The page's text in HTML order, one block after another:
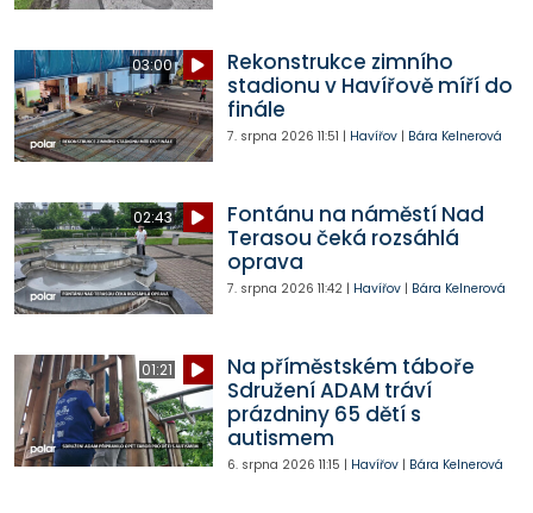
03:00
Rekonstrukce zimního
stadionu v Havířově míří do
finále
7. srpna 2026 11:51 | Havířov| Bára Kelnerová
02:43
Fontánu na náměstí Nad
Terasou čeká rozsáhlá
oprava
7. srpna 2026 11:42| Havířov| Bára Kelnerová
01:21
Na příměstském táboře
Sdružení ADAM tráví
prázdniny 65 dětí s
autismem
6. srpna 2026 11:15 | Havířov| Bára Kelnerová